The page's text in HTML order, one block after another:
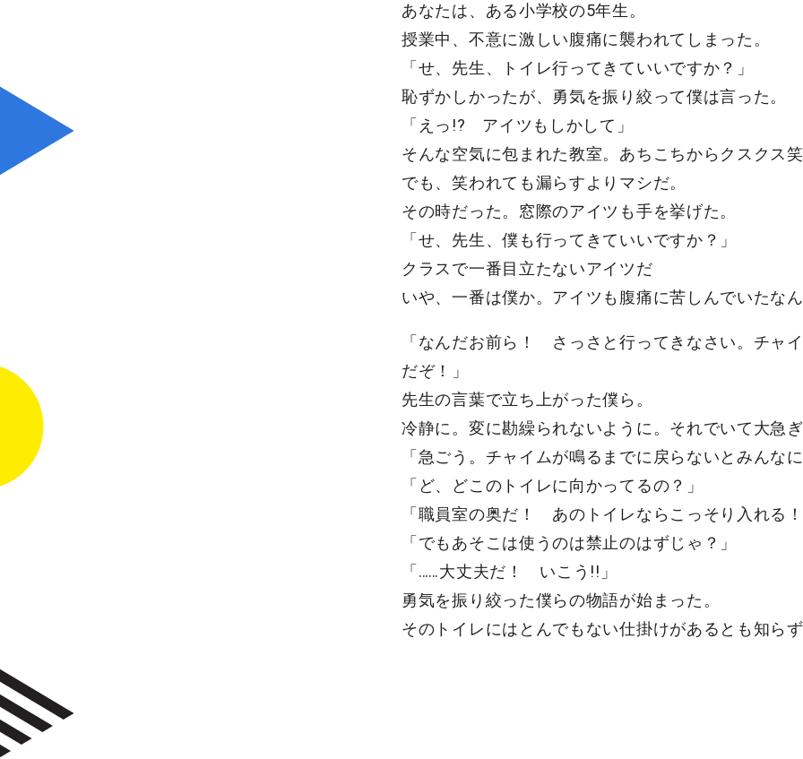
あなたは、ある小学校の5年生。
授業中、不意に激しい腹痛に襲われてしまった。
「せ、先生、トイレ行ってきていいですか？」
恥ずかしかったが、勇気を振り絞って僕は言った。
「えっ!? アイツもしかして」
そんな空気に包まれた教室。あちこちからクスクス
でも、笑われても漏らすよりマシだ。
その時だった。窓際のアイツも手を挙げた。
「せ、先生、僕も行ってきていいですか？」
クラスで一番目立たないアイツだ
いや、一番は僕か。アイツも腹痛に苦しんでいたなん
「なんだお前ら！ さっさと行ってきなさい。チャ
だぞ！」
先生の言葉で立ち上がった僕ら。
冷静に。変に勘繰られないように。それでいて大急ぎ
「急ごう。チャイムが鳴るまでに戻らないとみんな
「ど、どこのトイレに向かってるの？」
「職員室の奥だ！ あのトイレならこっそり入れる！
「でもあそこは使うのは禁止のはずじゃ？」
「……大丈夫だ！ いこう!!」
勇気を振り絞った僕らの物語が始まった。
そのトイレにはとんでもない仕掛けがあるとも知ら